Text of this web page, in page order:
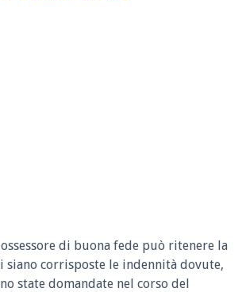
di buona fede può ritenere la
siano corrisposte le indennità dovute,
state domandate nel corso del